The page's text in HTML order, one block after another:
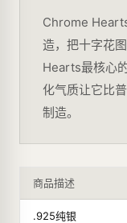
Chrome
造，把十字花
Hearts最核心
化气质让它比
制造。
商品描述
.925纯银